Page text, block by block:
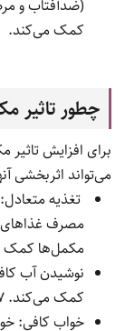
(ضدآفتاب و
کمک می‌کند.
چطور تاثیر
برای افزایش
می‌تواند اثربخشی
تغذیه
مصرف غذاهای
مکمل‌ها کمک
نوشیدن آب
کمک می‌کند. ۷-۸ لیوان آب در روز مفید است.
خواب کافی: